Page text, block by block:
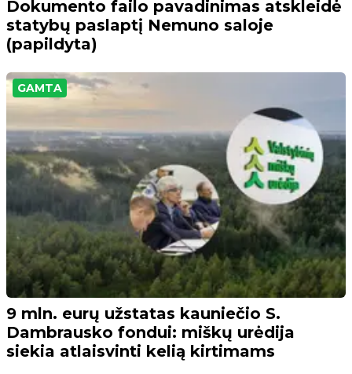
Dokumento failo pavadinimas atskleidė
statybų paslaptį Nemuno saloje
(papildyta)
GAMTA
9 mln. eurų užstatas kauniečio S.
Dambrausko fondui: miškų urėdija
siekia atlaisvinti kelią kirtimams